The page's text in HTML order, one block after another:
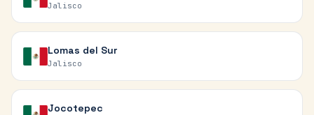
Jalisco
Lomas del Sur
Jalisco
Jocotepec